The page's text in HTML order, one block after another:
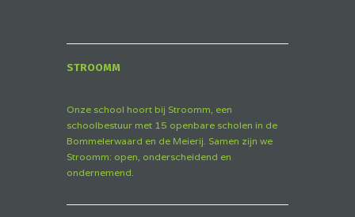
STROOMM
Onze school hoort bij Stroomm, een
schoolbestuur met 15 openbare scholen in de
Bommelerwaard en de Meierij. Samen zijn we
Stroomm: open, onderscheidend en
ondernemend.